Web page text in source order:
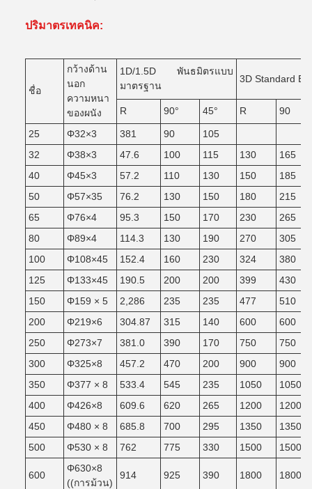
ปริมาตรเทคนิค:
ชื่อ
กว้างด้าน
นอก
ความหนา
ของผนัง
1D/1.5D พันธมิตรแบบ
มาตรฐาน
3D Standard
R 90° 45° R 90
25 Φ32×3 381 90
105
32
Φ38×3 47.6 100 115 130
165
40
Φ45×3 57.2 110 130 150
185
50
Φ57×35 76.2 130 150 180
215
65
Φ76×4 95.3 150 170 230
265
80
Φ89×4 114.3 130 190 270
305
100
Φ108×45 152.4 160 230 324
380
125
Φ133×45 190.5 200 200 399
430
150
Φ159 × 5 2,286 235 235 477
510
200
Φ219×6 304.87 315 140 600
600
250
Φ273×7 381.0 390 170 750
750
300
Φ325×8 457.2 470 200 900
900
350
Φ377 × 8 533.4 545 235 1050
1050
400
Φ426×8 609.6 620 265 1200
1200
450
Φ480 × 8 685.8 700 295 1350
1350
500
Φ530 × 8 762 775 330 1500 1500
600
Φ630×8
((การม้วน)
914 925 390 1800 1800